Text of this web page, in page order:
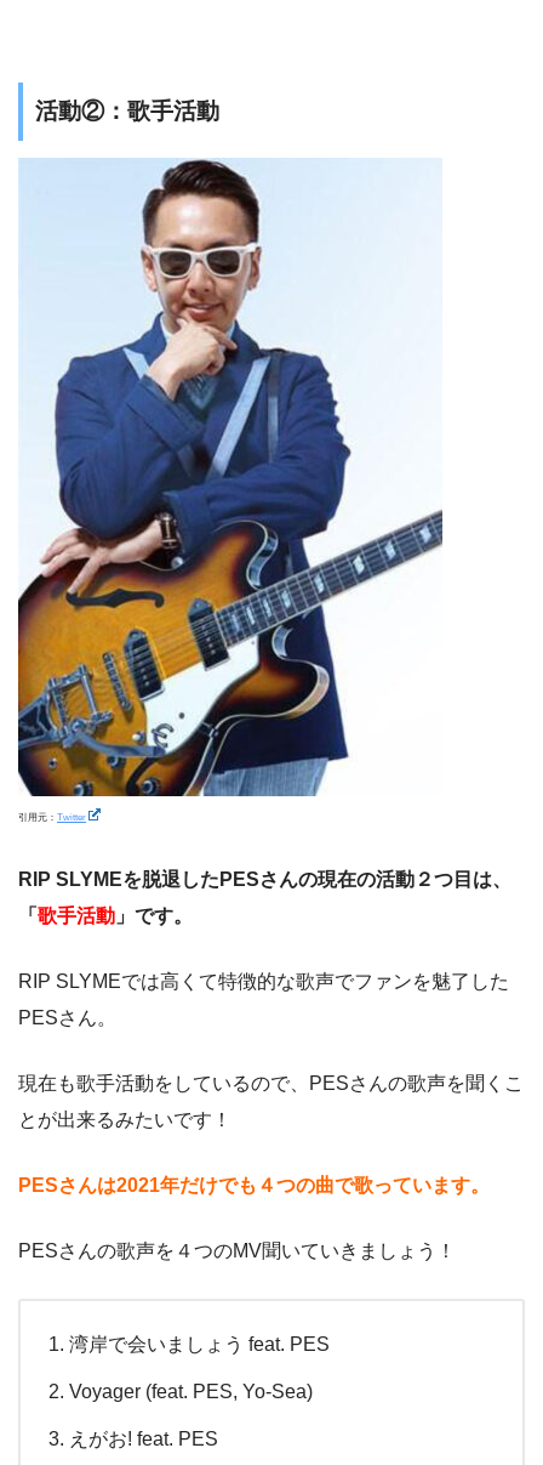
活動②：歌手活動
引用元： Twitter
RIP SLYMEを脱退したPESさんの現在の活動２つ目は、
「 歌手活動 」です。
RIP SLYMEでは高くて特徴的な歌声でファンを魅了した
PESさん。
現在も歌手活動をしているので、PESさんの歌声を聞くこ
とが出来るみたいです！
PESさんは2021年だけでも４つの曲で歌っています。
PESさんの歌声を４つのMV聞いていきましょう！
湾岸で会いましょう feat. PES
Voyager (feat. PES, Yo-Sea)
えがお! feat. PES